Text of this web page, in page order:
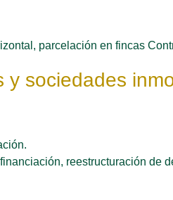
parcelación en fincas
sociedades
reestructuración de